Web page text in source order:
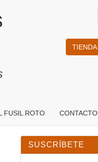
TIENDA
FUSIL ROTO CONTACTO
SUSCRÍBETE